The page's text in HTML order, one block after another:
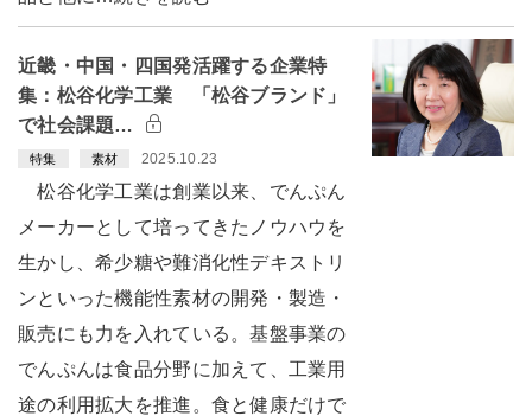
近畿・中国・四国発活躍する企業特
集：松谷化学工業 「松谷ブランド」
で社会課題…
特集 素材 2025.10.23
松谷化学工業は創業以来、でんぷん
メーカーとして培ってきたノウハウを
生かし、希少糖や難消化性デキストリ
ンといった機能性素材の開発・製造・
販売にも力を入れている。基盤事業の
でんぷんは食品分野に加えて、工業用
途の利用拡大を推進。食と健康だけで